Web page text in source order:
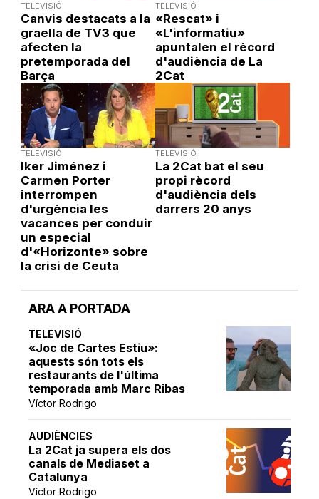
ARA A PORTADA
TELEVISIÓ
«Joc de Cartes Estiu»:
aquests són tots els
restaurants de l'última
temporada amb Marc Ribas
Víctor Rodrigo
AUDIÈNCIES
La 2Cat ja supera els dos
canals de Mediaset a
Catalunya
Víctor Rodrigo
TELEVISIÓ
Canvis destacats a la
graella de TV3 que
afecten la
pretemporada del
Barça
TELEVISIÓ
«Rescat» i
«L'informatiu»
apuntalen el rècord
d'audiència de La
2Cat
TELEVISIÓ
Iker Jiménez i
Carmen Porter
interrompen
d'urgència les
vacances per conduir
un especial
d'«Horizonte» sobre
la crisi de Ceuta
TELEVISIÓ
La 2Cat bat el seu
propi rècord
d'audiència dels
darrers 20 anys